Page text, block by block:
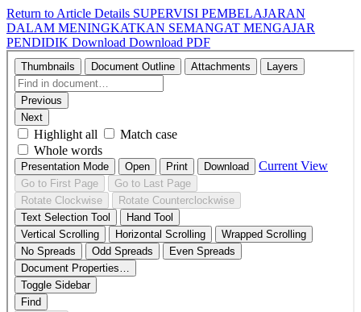
Return to Article Details SUPERVISI PEMBELAJARAN
DALAM MENINGKATKAN SEMANGAT MENGAJAR
PENDIDIK Download Download PDF